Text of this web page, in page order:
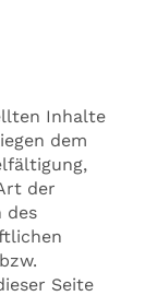
Inhalte
dem
der
des
Seite